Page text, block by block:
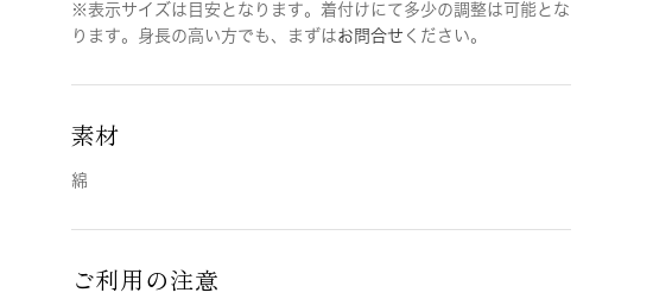
※表示サイズは目安となります。着付けにて多少の調整は可能とな
ります。身長の高い方でも、まずはお問合せ ください。
素材
綿
ご利用の注意